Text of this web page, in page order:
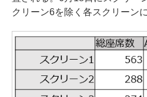
クリーン6を除く各スクリーン